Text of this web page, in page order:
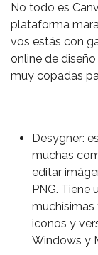
No todo es
plataforma
vos estás con
online de
muy copadas
Desygner:
muchas
editar
PNG. Tiene
muchísimas
iconos y
Windows y